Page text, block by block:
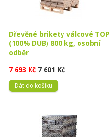
Dřevěné brikety válcové TOP
(100% DUB) 800 kg, osobní
odběr
7 693 Kč 7 601 Kč
Dát do košíku